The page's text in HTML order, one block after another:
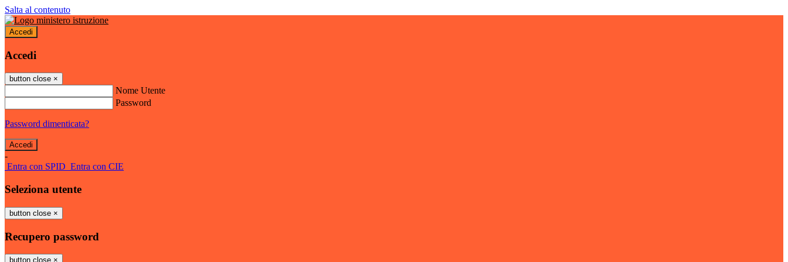
Salta al contenuto
Accedi
Accedi
button close ×
Nome Utente
Password
Password dimenticata?
-
Entra con SPID Entra con CIE
Seleziona utente
button close ×
Recupero password
button close ×